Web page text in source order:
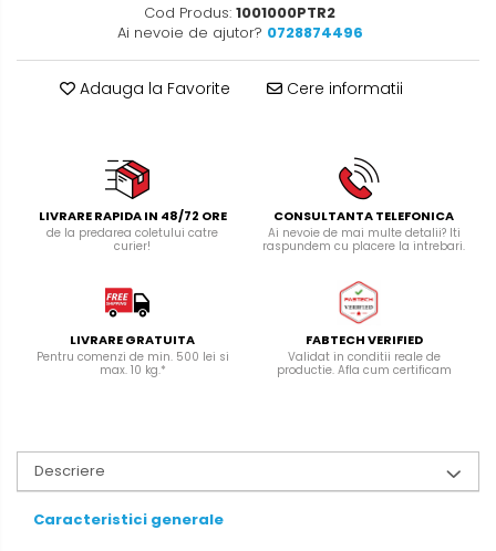
Cod Produs: 1001000PTR2
Ai nevoie de ajutor? 0728874496
Adauga la Favorite Cere informatii
LIVRARE RAPIDA IN 48/72 ORE
de la predarea coletului catre
curier!
CONSULTANTA TELEFONICA
Ai nevoie de mai multe detalii? Iti
raspundem cu placere la intrebari.
LIVRARE GRATUITA
Pentru comenzi de min. 500 lei si
max. 10 kg.*
FABTECH VERIFIED
Validat in conditii reale de
productie. Afla cum certificam
Descriere
Caracteristici generale